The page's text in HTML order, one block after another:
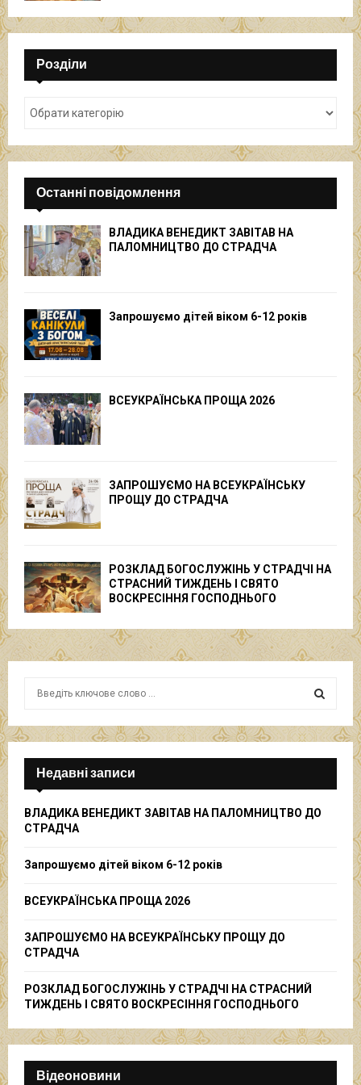
Розділи
Останні повідомлення
ВЛАДИКА ВЕНЕДИКТ ЗАВІТАВ НА
ПАЛОМНИЦТВО ДО СТРАДЧА
Запрошуємо дітей віком 6-12 років
ВСЕУКРАЇНСЬКА ПРОЩА 2026
ЗАПРОШУЄМО НА ВСЕУКРАЇНСЬКУ
ПРОЩУ ДО СТРАДЧА
РОЗКЛАД БОГОСЛУЖІНЬ У СТРАДЧІ НА
СТРАСНИЙ ТИЖДЕНЬ І СВЯТО
ВОСКРЕСІННЯ ГОСПОДНЬОГО
r
f
r
S
E
A
Недавні записи
ВЛАДИКА ВЕНЕДИКТ ЗАВІТАВ НА ПАЛОМНИЦТВО ДО
СТРАДЧА
Запрошуємо дітей віком 6-12 років
ВСЕУКРАЇНСЬКА ПРОЩА 2026
ЗАПРОШУЄМО НА ВСЕУКРАЇНСЬКУ ПРОЩУ ДО
СТРАДЧА
РОЗКЛАД БОГОСЛУЖІНЬ У СТРАДЧІ НА СТРАСНИЙ
ТИЖДЕНЬ І СВЯТО ВОСКРЕСІННЯ ГОСПОДНЬОГО
Відеоновини